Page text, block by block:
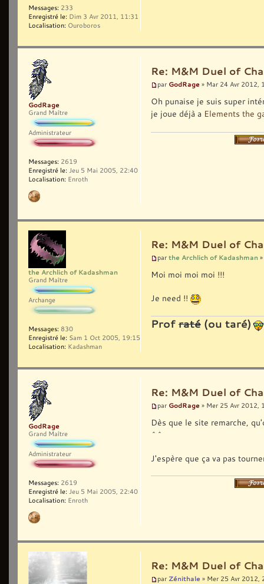
Messages: 233
Enregistré le: Dim 3 Avr 2011, 11:31
Localisation: Ouroboros
Re: M&M Duel of
par GodRage » Mar 24 Avr 2012,
Oh punaise je suis super
je joue déjà a Elements the
GodRage
Grand Maître
Administrateur
Messages: 2619
Enregistré le: Jeu 5 Mai 2005, 22:40
Localisation: Enroth
Re: M&M Duel of
par the Archlich of Kadashman
Moi moi moi moi !!!
Je need !!
Prof raté (ou taré)
the Archlich of Kadashman
Grand Maître
Archange
Messages: 830
Enregistré le: Sam 1 Oct 2005, 19:15
Localisation: Kadashman
Re: M&M Duel of
par GodRage » Mer 25 Avr 2012,
Dès que le site remarche,
^^
J'espère que ça va pas
GodRage
Grand Maître
Administrateur
Messages: 2619
Enregistré le: Jeu 5 Mai 2005, 22:40
Localisation: Enroth
Re: M&M Duel of
par Zénithale » Mer 25 Avr 2012,